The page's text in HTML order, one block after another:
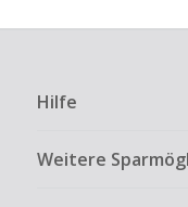
Hilfe
Weitere